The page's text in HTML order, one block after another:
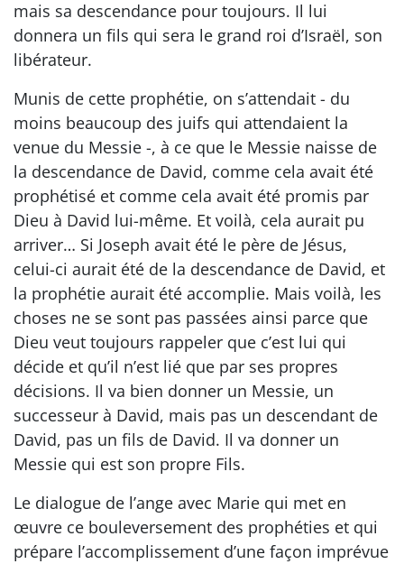
mais sa descendance pour toujours. Il lui
donnera un fils qui sera le grand roi d’Israël, son
libérateur.
Munis de cette prophétie, on s’attendait - du
moins beaucoup des juifs qui attendaient la
venue du Messie -, à ce que le Messie naisse de
la descendance de David, comme cela avait été
prophétisé et comme cela avait été promis par
Dieu à David lui-même. Et voilà, cela aurait pu
arriver… Si Joseph avait été le père de Jésus,
celui-ci aurait été de la descendance de David, et
la prophétie aurait été accomplie. Mais voilà, les
choses ne se sont pas passées ainsi parce que
Dieu veut toujours rappeler que c’est lui qui
décide et qu’il n’est lié que par ses propres
décisions. Il va bien donner un Messie, un
successeur à David, mais pas un descendant de
David, pas un fils de David. Il va donner un
Messie qui est son propre Fils.
Le dialogue de l’ange avec Marie qui met en
œuvre ce bouleversement des prophéties et qui
prépare l’accomplissement d’une façon imprévue